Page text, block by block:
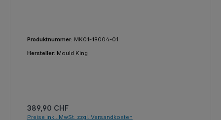
Produktnummer: MK01-19004-01
Hersteller: Mould King
Regulärer Preis:
389,90 CHF
Preise inkl. MwSt. zzgl. Versandkosten